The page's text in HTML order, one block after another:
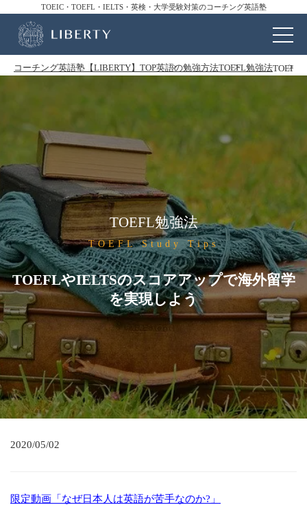
TOEIC・TOEFL・IELTS・英検・大学受験対策のコーチング英語塾
コーチング英語塾【LIBERTY】TOP英語の勉強方法TOEFL勉強法TOEFL
TOEFL勉強法
TOEFL Study Tips
TOEFLやIELTSのスコアアップで海外留学
を実現しよう
2020/05/02
限定動画「なぜ日本人は英語が苦手なのか?」